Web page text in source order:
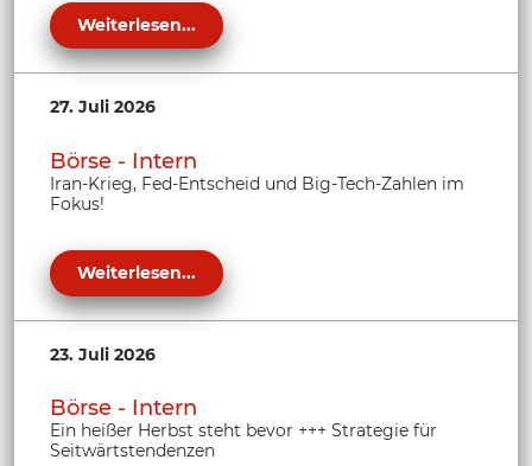
Weiterlesen...
27. Juli 2026
Börse - Intern
Iran-Krieg, Fed-Entscheid und Big-Tech-Zahlen im
Fokus!
Weiterlesen...
23. Juli 2026
Börse - Intern
Ein heißer Herbst steht bevor +++ Strategie für
Seitwärtstendenzen